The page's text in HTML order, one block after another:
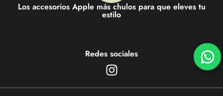
Los accesorios Apple más chulos para que eleves tu
estilo
Redes sociales